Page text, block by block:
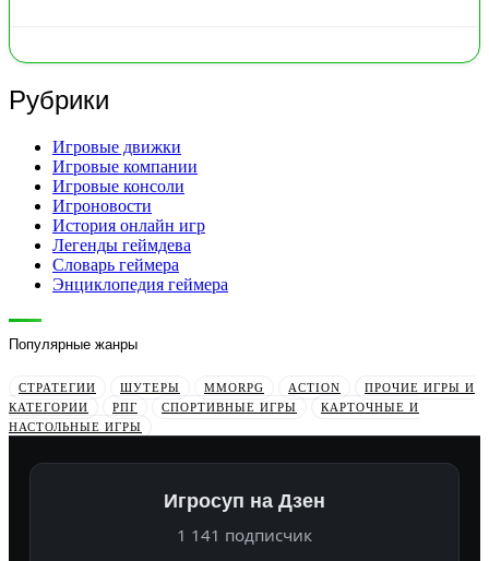
Рубрики
Игровые движки
Игровые компании
Игровые консоли
Игроновости
История онлайн игр
Легенды геймдева
Словарь геймера
Энциклопедия геймера
Популярные жанры
СТРАТЕГИИ ШУТЕРЫ MMORPG ACTION
ПРОЧИЕ ИГРЫ И
КАТЕГОРИИ
РПГ СПОРТИВНЫЕ ИГРЫ
КАРТОЧНЫЕ И
НАСТОЛЬНЫЕ ИГРЫ
Игросуп на Дзен
1 141 подписчик